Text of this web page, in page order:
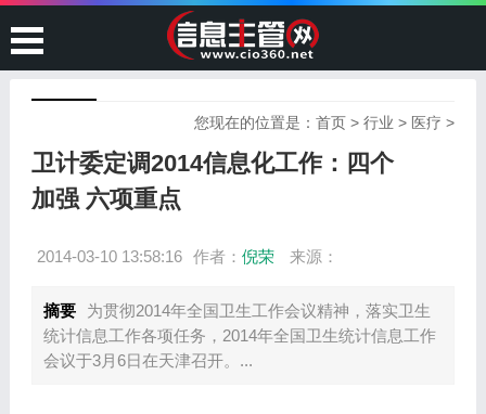
您现在的位置是：首页 >行业 > 医疗 >
卫计委定调2014信息化工作：四个
加强 六项重点
2014-03-10 13:58:16 作者： 倪荣 来源：
摘要
为贯彻2014年全国卫生工作会议精神，落实卫生
统计信息工作各项任务，2014年全国卫生统计信息工作
会议于3月6日在天津召开。...